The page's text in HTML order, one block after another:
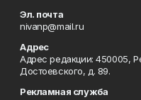
Эл. почта
nivanp@mail.ru
Адрес
Адрес редакции: 450005,
Достоевского, д. 89.
Рекламная служба